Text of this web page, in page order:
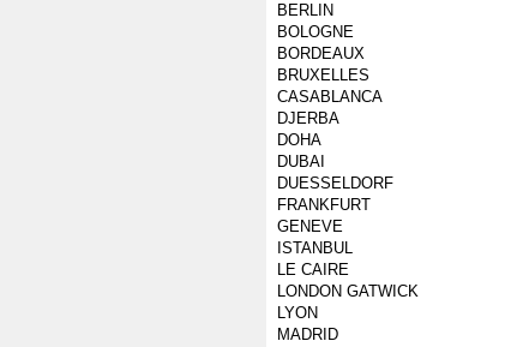
BERLIN
BOLOGNE
BORDEAUX
BRUXELLES
CASABLANCA
DJERBA
DOHA
DUBAI
DUESSELDORF
FRANKFURT
GENEVE
ISTANBUL
LE CAIRE
LONDON GATWICK
LYON
MADRID